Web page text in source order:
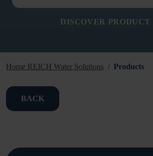
DISCOVER PRODUCT
Home REICH Water Solutions Products
BACK